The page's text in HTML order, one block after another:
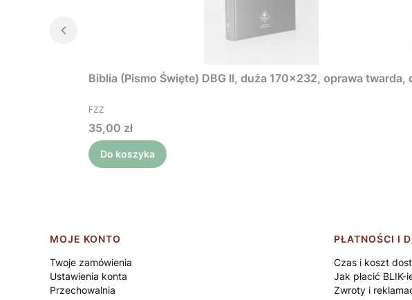
Biblia (Pismo Święte) DBG II, duża 170x232, oprawa twarda,
PRODUCENT
FZZ
Cena
35,00 zł
Do koszyka
Linki w stopce
MOJE KONTO
Twoje zamówienia
Ustawienia konta
Przechowalnia
PŁATNOŚCI I
Czas i koszt
Jak płacić BLIK-
Zwroty i